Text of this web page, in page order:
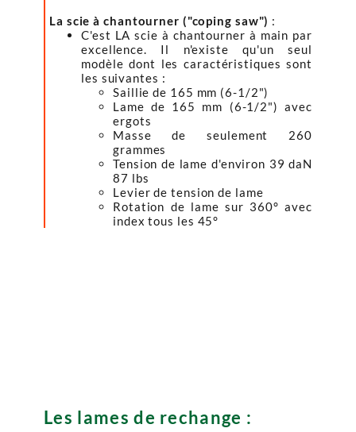
La scie à chantourner ("coping saw") :
C'est LA scie à chantourner à main par
excellence. Il n'existe qu'un seul
modèle dont les caractéristiques sont
les suivantes :
Saillie de 165 mm (6-1/2")
Lame de 165 mm (6-1/2") avec
ergots
Masse de seulement 260
grammes
Tension de lame d'environ 39 daN
87 lbs
Levier de tension de lame
Rotation de lame sur 360° avec
index tous les 45°
Les lames de rechange :